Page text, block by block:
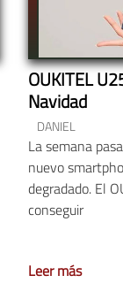
OUKITEL
Navidad
DANIEL
La semana
nuevo
degradado. El
conseguir
Leer más